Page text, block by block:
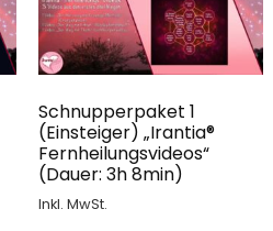
Schnupperpaket 1
(Einsteiger) „Irantia®
Fernheilungsvideos“
(Dauer: 3h 8min)
Inkl. MwSt.